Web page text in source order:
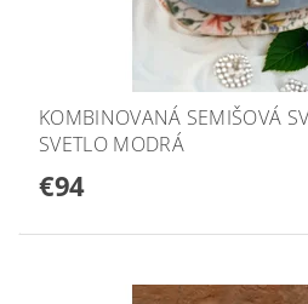
KOMBINOVANÁ SEMIŠOVÁ
SVETLO MODRÁ
€94